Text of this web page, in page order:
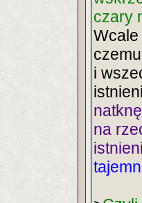
czary
Wcale
i
na